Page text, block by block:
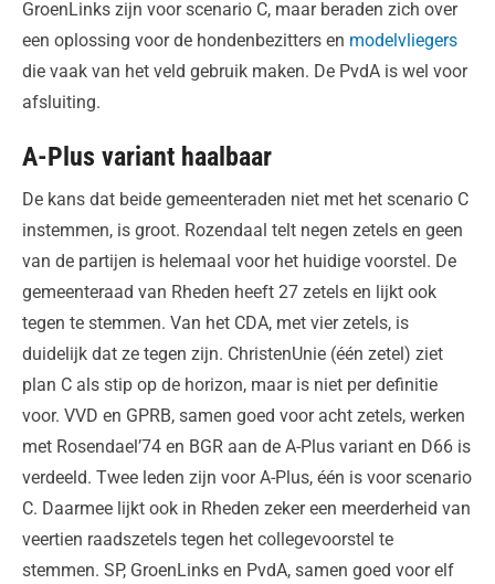
GroenLinks zijn voor scenario C, maar beraden zich over
een oplossing voor de hondenbezitters en modelvliegers
die vaak van het veld gebruik maken. De PvdA is wel voor
afsluiting.
A-Plus variant haalbaar
De kans dat beide gemeenteraden niet met het scenario C
instemmen, is groot. Rozendaal telt negen zetels en geen
van de partijen is helemaal voor het huidige voorstel. De
gemeenteraad van Rheden heeft 27 zetels en lijkt ook
tegen te stemmen. Van het CDA, met vier zetels, is
duidelijk dat ze tegen zijn. ChristenUnie (één zetel) ziet
plan C als stip op de horizon, maar is niet per definitie
voor. VVD en GPRB, samen goed voor acht zetels, werken
met Rosendael’74 en BGR aan de A-Plus variant en D66 is
verdeeld. Twee leden zijn voor A-Plus, één is voor scenario
C. Daarmee lijkt ook in Rheden zeker een meerderheid van
veertien raadszetels tegen het collegevoorstel te
stemmen. SP, GroenLinks en PvdA, samen goed voor elf